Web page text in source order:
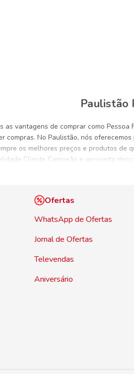
Paulistão
as vantagens de comprar como
compras. No Paulistão, nós
os melhores preços e produtos
Cliente Campeão e aproveita
compras sem sair de casa e
Ofertas
WhatsApp de Ofertas
Jornal de Ofertas
Televendas
Aniversário